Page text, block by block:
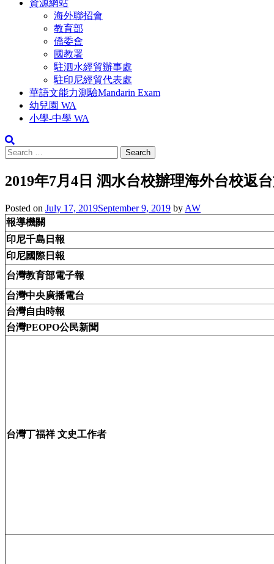
資源網站
海外聯招會
教育部
僑委會
國教署
駐泗水經貿辦事處
駐印尼經貿代表處
華語文能力測驗Mandarin Exam
幼兒園 WA
小學-中學 WA
Search
for:
2019年7月4日 泗水台校辦理海外台校返
Posted on July 17, 2019September 9, 2019 by AW
報導機關
印尼千島日報
印尼國際日報
台灣教育部電子報
台灣中央廣播電台
台灣自由時報
台灣PEOPO公民新聞
台灣丁福祥 文史工作者